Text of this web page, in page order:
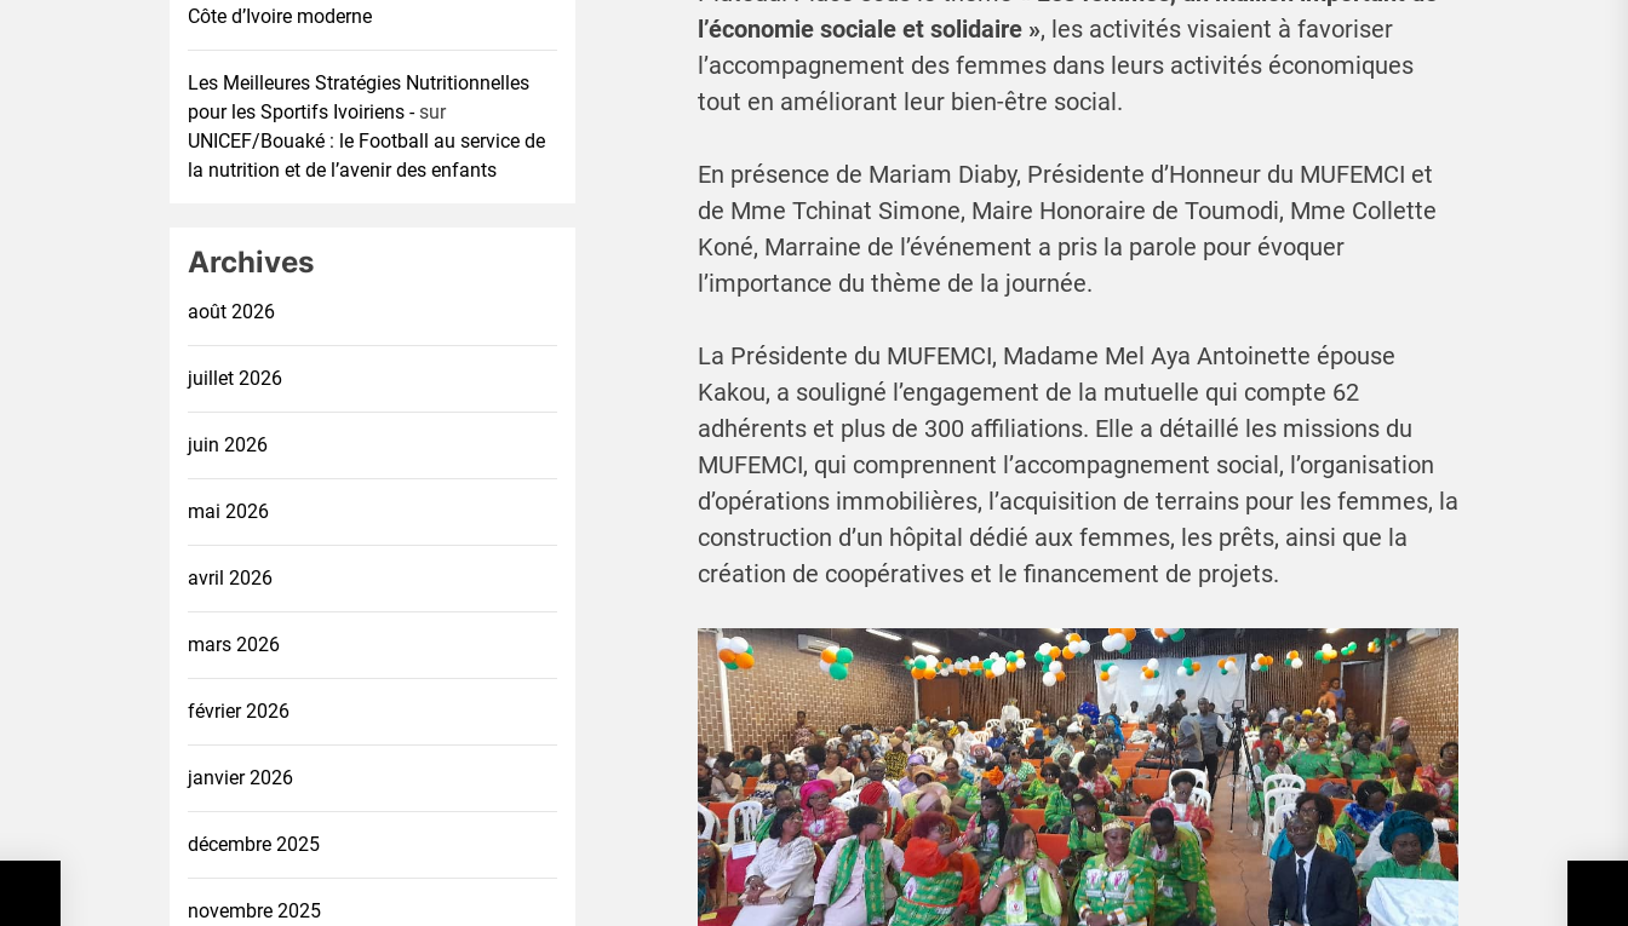
l’économie sociale et solidaire », les activités visaient à favoriser
l’accompagnement des femmes dans leurs activités économiques
tout en améliorant leur bien-être social.
En présence de Mariam Diaby, Présidente d’Honneur du MUFEMCI et
de Mme Tchinat Simone, Maire Honoraire de Toumodi, Mme Collette
Koné, Marraine de l’événement a pris la parole pour évoquer
l’importance du thème de la journée.
La Présidente du MUFEMCI, Madame Mel Aya Antoinette épouse
Kakou, a souligné l’engagement de la mutuelle qui compte 62
adhérents et plus de 300 affiliations. Elle a détaillé les missions du
MUFEMCI, qui comprennent l’accompagnement social, l’organisation
d’opérations immobilières, l’acquisition de terrains pour les femmes, la
construction d’un hôpital dédié aux femmes, les prêts, ainsi que la
création de coopératives et le financement de projets.
Côte d’Ivoire moderne
Les Meilleures Stratégies Nutritionnelles
pour les Sportifs Ivoiriens -sur
UNICEF/Bouaké : le Football au service de
la nutrition et de l’avenir des enfants
Archives
août 2026
juillet 2026
juin 2026
mai 2026
avril 2026
mars 2026
février 2026
janvier 2026
décembre 2025
novembre 2025